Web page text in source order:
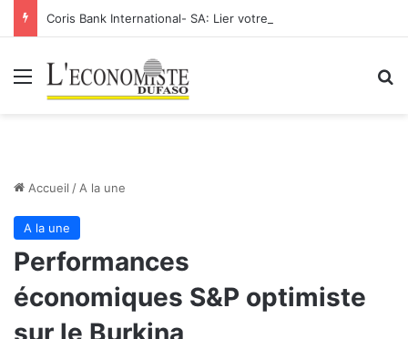
Menu
Accueil / A la une
A la une
Performances
économiques S&P optimiste
sur le Burkina